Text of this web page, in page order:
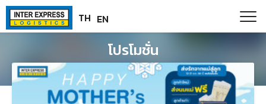
Paste this code as high in the of the page as possible:
content
TH EN
โปรโมชั่น